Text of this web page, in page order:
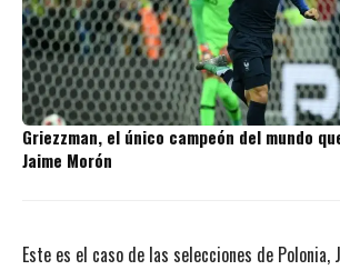
Griezzman, el único campeón del mundo
Jaime Morón
Este es el caso de las selecciones de Polonia,